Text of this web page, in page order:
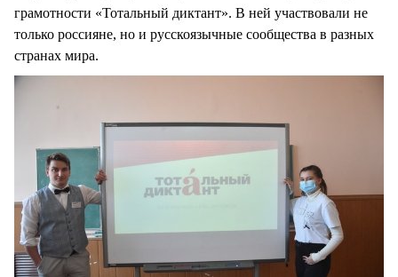
грамотности «Тотальный диктант». В ней участвовали не
только россияне, но и русскоязычные сообщества в разных
странах мира.